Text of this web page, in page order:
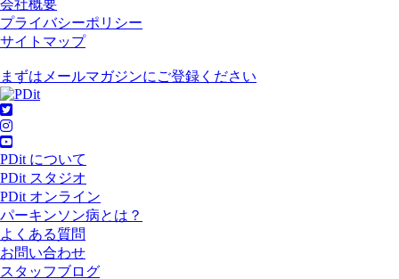
会社概要
プライバシーポリシー
サイトマップ
まずはメールマガジンにご登録ください
PDit について
PDit スタジオ
PDit オンライン
パーキンソン病とは？
よくある質問
お問い合わせ
スタッフブログ